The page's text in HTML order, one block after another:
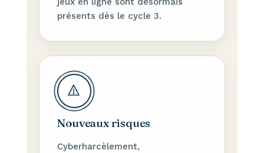
présents dès le cycle 3.
Nouveaux risques
Cyberharcèlement,